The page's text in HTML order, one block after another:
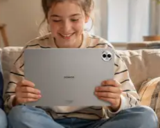
odaklı yapıdan
edenÖlken,sözlerine
düşüren,
daha erişilebilir
ihtiyacımız var. Bu
ayarlarımıza dönmeliyiz.
anlamakla başlar,
acenteyi güçlendirmekle